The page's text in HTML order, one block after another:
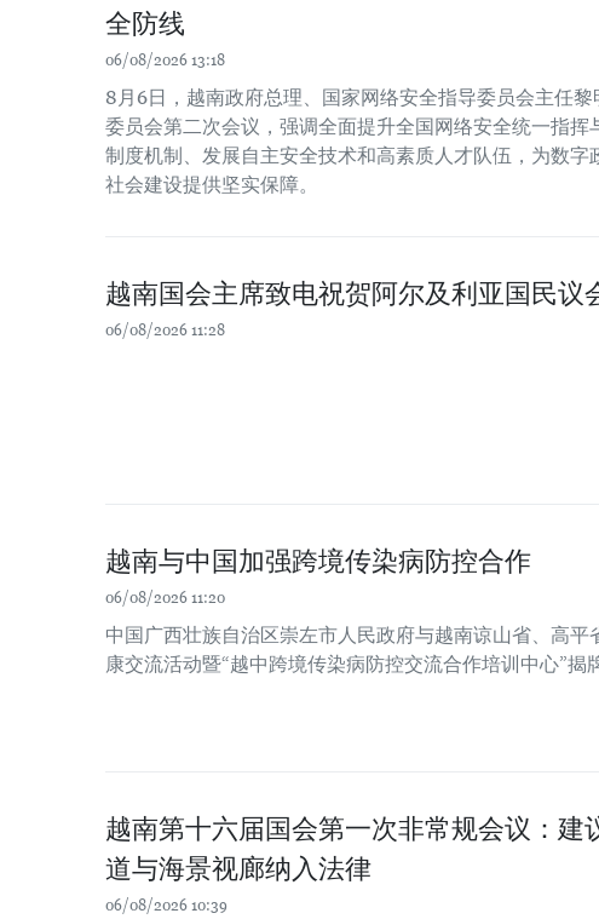
全防线
06/08/2026 13:18
8月6日，越南政府总理、国家网络安全指导委员会主任
委员会第二次会议，强调全面提升全国网络安全统一指挥
制度机制、发展自主安全技术和高素质人才队伍，为数字
社会建设提供坚实保障。
越南国会主席致电祝贺阿尔及利亚国民议
06/08/2026 11:28
越南与中国加强跨境传染病防控合作
06/08/2026 11:20
中国广西壮族自治区崇左市人民政府与越南谅山省、高平
康交流活动暨“越中跨境传染病防控交流合作培训中心”揭
越南第十六届国会第一次非常规会议：建
道与海景视廊纳入法律
06/08/2026 10:39